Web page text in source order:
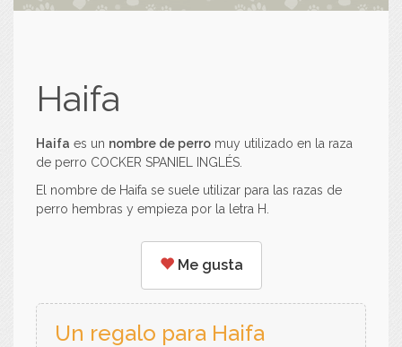
Haifa
Haifa es un nombre de perro muy utilizado en la raza
de perro COCKER SPANIEL INGLÉS.
El nombre de Haifa se suele utilizar para las razas de
perro hembras y empieza por la letra H.
Me gusta
Un regalo para Haifa